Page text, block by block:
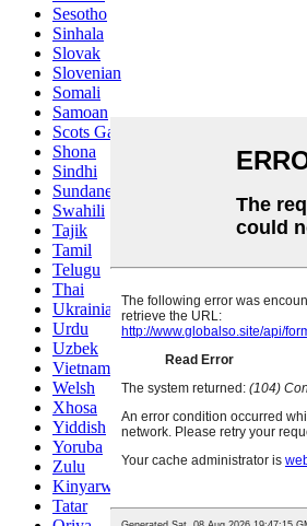
Sesotho
Sinhala
Slovak
Slovenian
Somali
Samoan
Scots Gaelic
Shona
Sindhi
Sundanese
Swahili
Tajik
Tamil
Telugu
Thai
Ukrainian
Urdu
Uzbek
Vietnamese
Welsh
Xhosa
Yiddish
Yoruba
Zulu
Kinyarwanda
Tatar